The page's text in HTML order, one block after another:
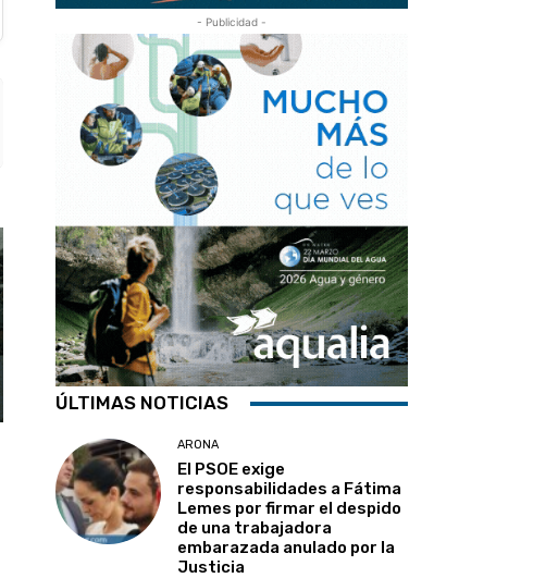
- Publicidad -
ÚLTIMAS NOTICIAS
ARONA
El PSOE exige
responsabilidades a Fátima
Lemes por firmar el despido
de una trabajadora
embarazada anulado por la
Justicia